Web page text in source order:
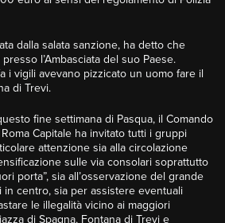
dalla salata sanzione, ha detto che
l’Ambasciata del suo Paese.
i vigili avevano pizzicato un uomo fare il
di Trevi.
fine settimana di Pasqua, il Comando
Capitale ha invitato tutti i gruppi
attenzione sia alla circolazione
sulle via consolari soprattutto
porta”, sia all’osservazione del grande
centro, sia per assistere eventuali
le illegalità vicino ai maggiori
di Spagna, Fontana di Trevi e